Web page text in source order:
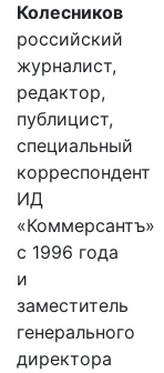
Колесников
российский
журналист,
редактор,
публицист,
специальный
корреспондент
ИД
«Коммерсантъ»
с 1996 года
и
заместитель
генерального
директора